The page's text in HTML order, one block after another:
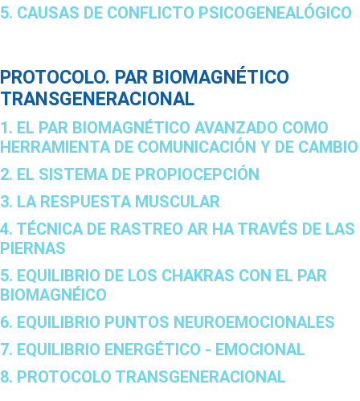
5. CAUSAS DE CONFLICTO PSICOGENEALÓGICO
PROTOCOLO. PAR BIOMAGNÉTICO
TRANSGENERACIONAL
1. EL PAR BIOMAGNÉTICO AVANZADO COMO
HERRAMIENTA DE COMUNICACIÓN Y DE CAMBIO
2. EL SISTEMA DE PROPIOCEPCIÓN
3. LA RESPUESTA MUSCULAR
4. TÉCNICA DE RASTREO AR HA TRAVÉS DE LAS
PIERNAS
5. EQUILIBRIO DE LOS CHAKRAS CON EL PAR
BIOMAGNÉICO
6. EQUILIBRIO PUNTOS NEUROEMOCIONALES
7. EQUILIBRIO ENERGÉTICO - EMOCIONAL
8. PROTOCOLO TRANSGENERACIONAL